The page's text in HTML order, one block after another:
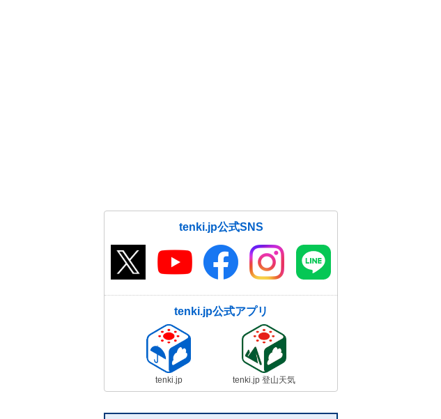
tenki.jp公式SNS
tenki.jp公式アプリ
tenki.jp tenki.jp 登山天気